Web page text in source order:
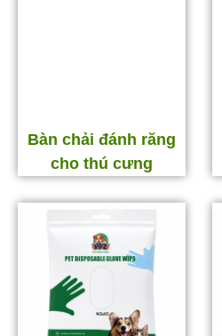
Bàn chải đánh răng
cho thú cưng